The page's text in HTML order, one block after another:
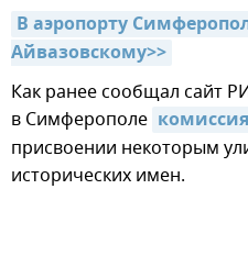
В аэропорту
Айвазовскому>>
Как ранее сообщал сайт
в Симферополе
присвоении некоторым
исторических имен.